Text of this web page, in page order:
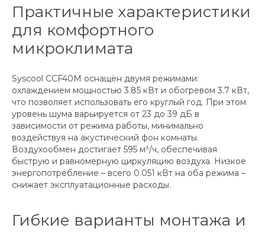
Практичные характеристики
для комфортного
микроклимата
Syscool CCF40M оснащён двумя режимами:
охлаждением мощностью 3.85 кВт и обогревом 3.7 кВт,
что позволяет использовать его круглый год. При этом
уровень шума варьируется от 23 до 39 дБ в
зависимости от режима работы, минимально
воздействуя на акустический фон комнаты.
Воздухообмен достигает 595 м³/ч, обеспечивая
быструю и равномерную циркуляцию воздуха. Низкое
энергопотребление – всего 0.051 кВт на оба режима –
снижает эксплуатационные расходы.
Гибкие варианты монтажа и